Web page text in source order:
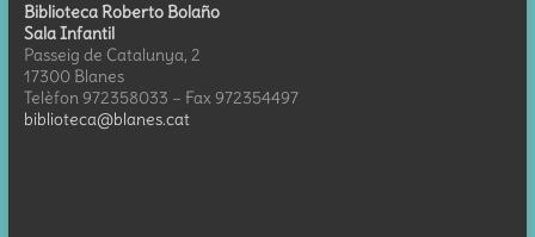
Biblioteca Roberto Bolaño
Sala Infantil
Passeig de Catalunya, 2
17300 Blanes
Telèfon 972358033 – Fax 972354497
biblioteca@blanes.cat